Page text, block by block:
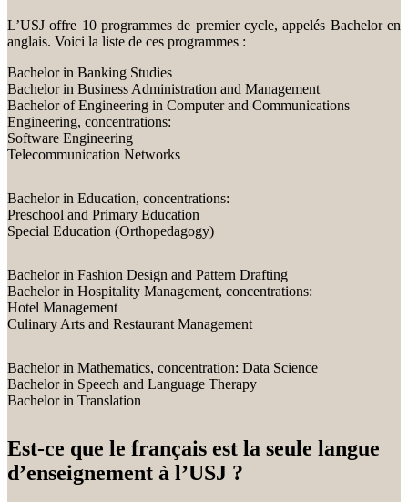
L’USJ offre 10 programmes de premier cycle, appelés Bachelor en
anglais. Voici la liste de ces programmes :
Bachelor in Banking Studies
Bachelor in Business Administration and Management
Bachelor of Engineering in Computer and Communications
Engineering, concentrations:
Software Engineering
Telecommunication Networks
Bachelor in Education, concentrations:
Preschool and Primary Education
Special Education (Orthopedagogy)
Bachelor in Fashion Design and Pattern Drafting
Bachelor in Hospitality Management, concentrations:
Hotel Management
Culinary Arts and Restaurant Management
Bachelor in Mathematics, concentration: Data Science
Bachelor in Speech and Language Therapy
Bachelor in Translation
Est-ce que le français est la seule langue
d’enseignement à l’USJ ?